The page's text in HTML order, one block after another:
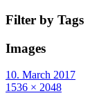
Filter by Tags
Images
10. March 2017
1536 × 2048